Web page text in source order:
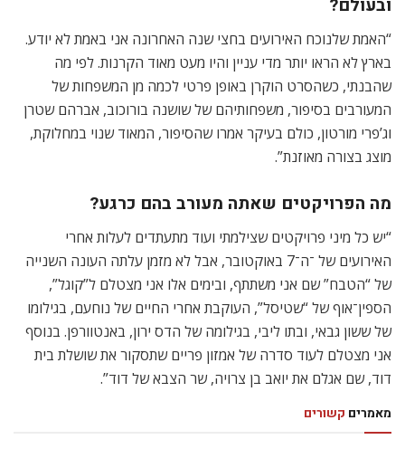
ובעולם?
“האמת שלנוכח האירועים בחצי שנה האחרונה אני באמת לא יודע.
בארץ לא הראו יותר מדי עניין והיו מעט מאוד הקרנות. לפי מה
שהבנתי, כשהסרט הוקרן באופן פרטי לכמה מן המשפחות של
המעורבים בסיפור, משפחותיהם של שושנה בורוכוב, אברהם שטרן
וג’פרי מורטון, כולם בעיקר אמרו שהסיפור, המאוד שנוי במחלוקת,
מוצג בצורה מאוזנת”.
מה הפרויקטים שאתה מעורב בהם כרגע?
“יש כל מיני פרויקטים שצילמתי ועוד מתעתדים לעלות אחרי
האירועים של ־ה־7 באוקטובר, אבל לא מזמן עלתה העונה השנייה
של “הטבח” שם אני משתתף, ובימים אלו אני מצטלם ל”קוגל”,
הספין־אוף של “שטיסל”, העוקבת אחרי החיים של נוחעם, בגילומו
של ששון גבאי, ובתו ליבי, בגילומה של הדס ירון, באנטוורפן. בנוסף
אני מצטלם לעוד סדרה של אמזון פריים שתסקור את שושלת בית
דוד, שם אגלם את יואב בן צרויה, שר הצבא של דוד”.
מאמרים קשורים